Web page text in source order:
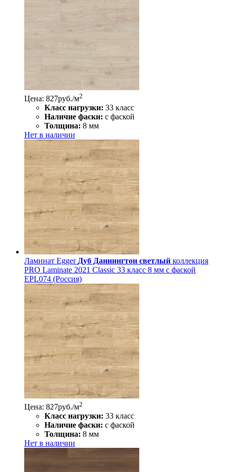
Цена: 827руб./м2
Класс нагрузки: 33 класс
Наличие фаски: с фаской
Толщина: 8 мм
Нет в наличии
Ламинат Egger Дуб Даннингтон светлый коллекция
PRO Laminate 2021 Classic 33 класс 8 мм с фаской
EPL074 (Россия)
Цена: 827руб./м2
Класс нагрузки: 33 класс
Наличие фаски: с фаской
Толщина: 8 мм
Нет в наличии